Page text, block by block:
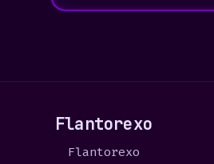
Flantorexo
Flantorexo